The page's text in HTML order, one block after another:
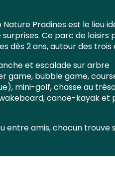
Pradines est le lieu
Ce parc de loisirs
dès 2 ans, autour des trois
et escalade sur arbre
game, bubble game,
mini-golf, chasse au
canoë-kayak et
entre amis, chacun trouve